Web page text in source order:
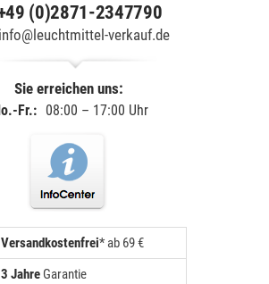
(0)2871-2347790
info@leuchtmittel-verkauf.de
Sie erreichen uns:
Fr.: 08:00 – 17:00 Uhr
Versandkostenfrei* ab 69 €
3 JahreGarantie